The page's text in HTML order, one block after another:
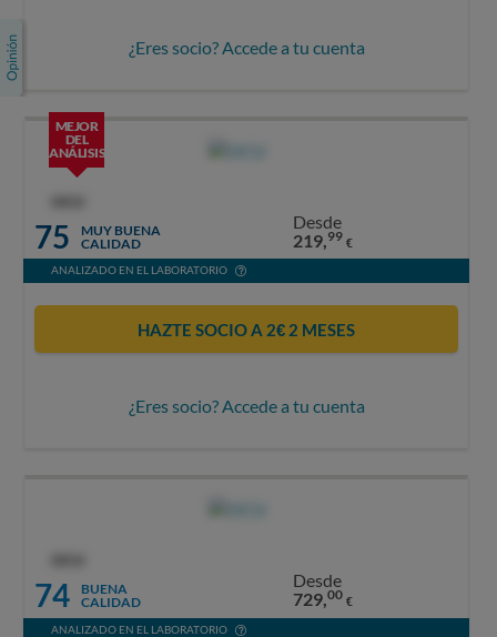
¿Eres socio? Accede a tu cuenta
MEJOR
DEL
ANÁLISIS
75
MUY BUENA
CALIDAD
Desde
219,99 €
ANALIZADO EN EL LABORATORIO
HAZTE SOCIO A 2€ 2 MESES
¿Eres socio? Accede a tu cuenta
74
BUENA
CALIDAD
Desde
729,00 €
ANALIZADO EN EL LABORATORIO